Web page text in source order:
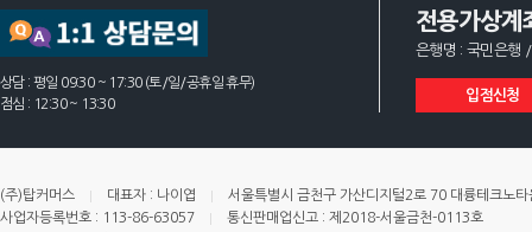
상담 : 평일 09:30 ~ 17:30 (토/일/공휴일 휴무)
점심 : 12:30 ~ 13:30
전용가상계
은행명 : 국민은행
입점신청
(주)탑커머스 대표자 : 나이엽
서울특별시 금천구 가산디지털2로 70 대륭테크노
사업자등록번호 : 113-86-63057
통신판매업신고 : 제2018-서울금천-0113호